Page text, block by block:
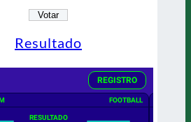
Resultado